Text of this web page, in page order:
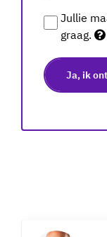
Jullie
graag.